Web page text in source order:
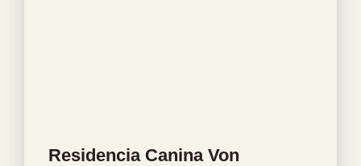
Residencia Canina Von